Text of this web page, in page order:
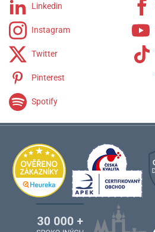
Linkedin
Instagram
Twitter
Pinterest
Spotify